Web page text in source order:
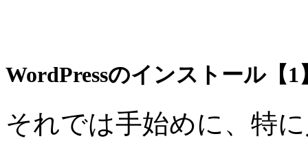
WordPressのインストール【1
それでは手始めに、特